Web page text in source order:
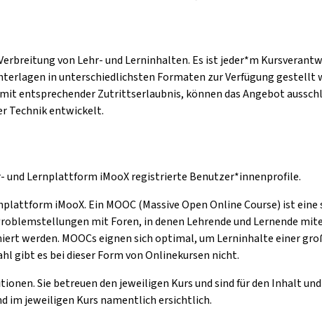
von Lehr- und Lerninhalten. Es ist jeder*m
in unterschiedlichsten Formaten zur Verfügung
entsprechender Zutrittserlaubnis, können das Angebot
Technik entwickelt.
und Lernplattform iMooX registrierte Benutzer*innenprofile.
iMooX. Ein MOOC (Massive Open Online Course) ist
mit Foren, in denen Lehrende und Lernende
werden. MOOCs eignen sich optimal, um Lerninhalte einer
gibt es bei dieser Form von Onlinekursen nicht.
Sie betreuen den jeweiligen Kurs und sind für den Inhalt
im jeweiligen Kurs namentlich ersichtlich.